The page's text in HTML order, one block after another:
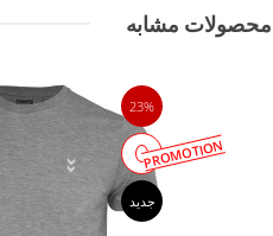
محصولات مشابه
23%
PROMOTION
جدید